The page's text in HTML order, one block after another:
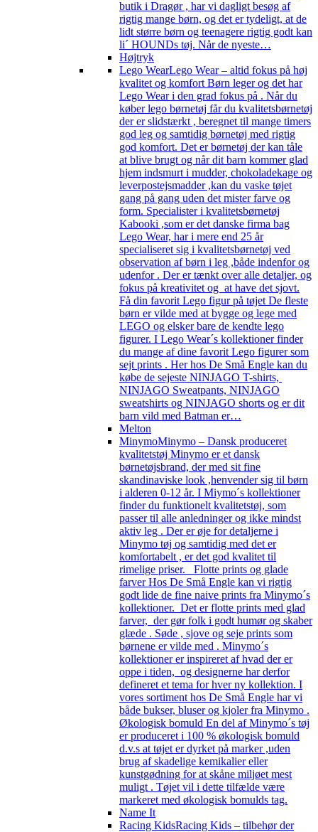
butik i Dragør , har vi dagligt besøg af
rigtig mange børn, og det er tydeligt, at de
lidt større børn og teenagere rigtig godt kan
li´ HOUNDs tøj. Når de nyeste…
Højtryk
Lego WearLego Wear – altid fokus på høj
kvalitet og komfort Børn leger og det har
Lego Wear i den grad fokus på . Når du
køber lego børnetøj får du kvalitetsbørnetøj
der er slidstærkt , beregnet til mange timers
god leg og samtidig børnetøj med rigtig
god komfort. Det er børnetøj der kan tåle
at blive brugt og når dit barn kommer glad
hjem indsmurt i mudder, chokoladekage og
leverpostejsmadder ,kan du vaske tøjet
gang på gang uden det mister farve og
form. Specialister i kvalitetsbørnetøj
Kabooki ,som er det danske firma bag
Lego Wear, har i mere end 25 år
specialiseret sig i kvalitetsbørnetøj ved
observation af børn i leg ,både indenfor og
udenfor . Der er tænkt over alle detaljer, og
fokus på kreativitet og at have det sjovt.
Få din favorit Lego figur på tøjet De fleste
børn er vilde med at bygge og lege med
LEGO og elsker bare de kendte lego
figurer. I Lego Wear´s kollektioner finder
du mange af dine favorit Lego figurer som
sejt prints . Her hos De Små Engle kan du
købe de sejeste NINJAGO T-shirts,
NINJAGO Sweatpants, NINJAGO
sweatshirts og NINJAGO shorts og er dit
barn vild med Batman er…
Melton
MinymoMinymo – Dansk produceret
kvalitetstøj Minymo er et dansk
børnetøjsbrand, der med sit fine
skandinaviske look ,henvender sig til børn
i alderen 0-12 år. I Miymo´s kollektioner
finder du funktionelt kvalitetstøj, som
passer til alle anledninger og ikke mindst
aktiv leg . Der er øje for detaljerne i
Minymo tøj og samtidig med det er
komfortabelt , er det god kvalitet til
rimelige priser. Flotte prints og glade
farver Hos De Små Engle kan vi rigtig
godt lide de fine naive prints fra Minymo´s
kollektioner. Det er flotte prints med glad
farver, der gør folk i godt humør og skaber
glæde . Søde , sjove og seje prints som
børnene er vilde med . Minymo´s
kollektioner er inspireret af hvad der er
oppe i tiden, og designerne har derfor
defineret et tema for hver ny kollektion. I
vores sortiment hos De Små Engle har vi
både bukser, bluser og kjoler fra Minymo .
Økologisk bomuld En del af Minymo´s tøj
er produceret i 100 % økologisk bomuld
d.v.s at tøjet er dyrket på marker ,uden
brug af skadelige kemikalier eller
kunstgødning for at skåne miljøet mest
muligt . Tøjet vil i dette tilfælde være
markeret med økologisk bomulds tag.
Name It
Racing KidsRacing Kids – tilbehør der